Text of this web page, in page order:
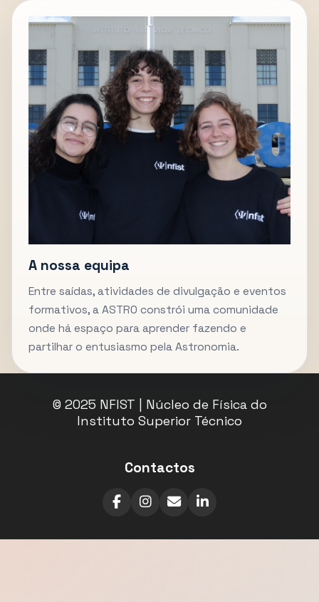
A nossa equipa
Entre saídas, atividades de divulgação e eventos
formativos, a ASTRO constrói uma comunidade
onde há espaço para aprender fazendo e
partilhar o entusiasmo pela Astronomia.
© 2025 NFIST | Núcleo de Física do
Instituto Superior Técnico
Contactos